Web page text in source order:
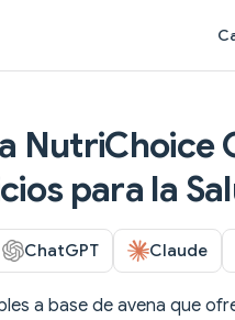
NutriChoice
para la
ChatGPT Claude
a base de avena que